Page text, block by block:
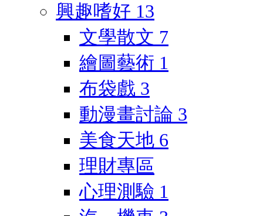
興趣嗜好 13
文學散文 7
繪圖藝術 1
布袋戲 3
動漫畫討論 3
美食天地 6
理財專區
心理測驗 1